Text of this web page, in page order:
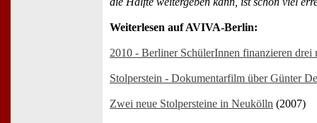
Weiterlesen auf AVIVA-Berlin:
2010 - Berliner SchülerInnen finanzieren drei
Stolperstein - Dokumentarfilm über Günter
Zwei neue Stolpersteine in Neukölln (2007)